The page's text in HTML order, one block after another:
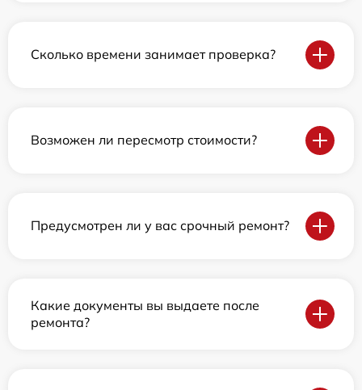
Сколько времени занимает проверка?
Возможен ли пересмотр стоимости?
Предусмотрен ли у вас срочный ремонт?
Какие документы вы выдаете после
ремонта?